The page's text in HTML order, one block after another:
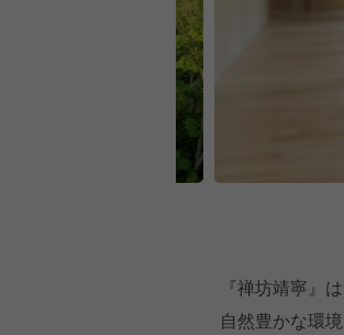
『禅坊靖寧』
自然豊かな環